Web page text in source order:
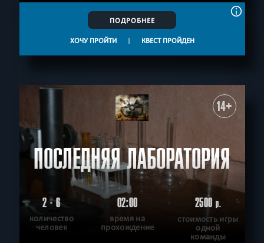
ПОДРОБНЕЕ
ХОЧУ ПРОЙТИ | КВЕСТ ПРОЙДЕН
14+
ПОСЛЕДНЯЯ ЛАБОРАТОРИЯ
2 - 6
количество
человек
02:00
время на
прохождение
2500р.
стоимость игры
одной
команды